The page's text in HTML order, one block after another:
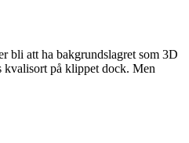
bli att ha bakgrundslagret som 3D
kvalisort på klippet dock. Men